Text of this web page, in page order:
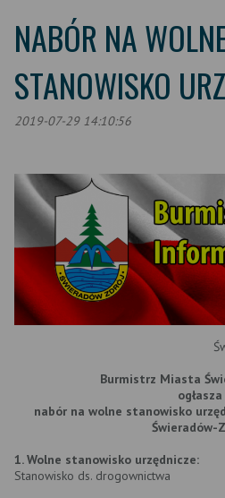
NABÓR NA
STANOWISKO
2019-07-29 14:10:56
Burmistrz Miasta
ogłasza
nabór na wolne stanowisko
Świeradów-
1. Wolne stanowisko urzędnicze:
Stanowisko ds. drogownictwa